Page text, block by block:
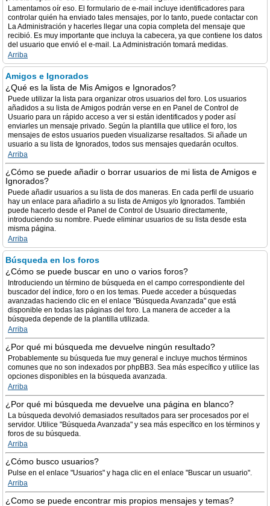
Lamentamos oír eso. El formulario de e-mail incluye identificadores para
controlar quién ha enviado tales mensajes, por lo tanto, puede contactar con
La Administración y hacerles llegar una copia completa del mensaje que
recibió. Es muy importante que incluya la cabecera, ya que contiene los datos
del usuario que envió el e-mail. La Administración tomará medidas.
Arriba
Amigos e Ignorados
¿Qué es la lista de Mis Amigos e Ignorados?
Puede utilizar la lista para organizar otros usuarios del foro. Los usuarios
añadidos a su lista de Amigos podrán verse en en Panel de Control de
Usuario para un rápido acceso a ver si están identificados y poder así
enviarles un mensaje privado. Según la plantilla que utilice el foro, los
mensajes de estos usuarios pueden visualizarse resaltados. Si añade un
usuario a su lista de Ignorados, todos sus mensajes quedarán ocultos.
Arriba
¿Cómo se puede añadir o borrar usuarios de mi lista de Amigos e
Ignorados?
Puede añadir usuarios a su lista de dos maneras. En cada perfil de usuario
hay un enlace para añadirlo a su lista de Amigos y/o Ignorados. También
puede hacerlo desde el Panel de Control de Usuario directamente,
introduciendo su nombre. Puede eliminar usuarios de su lista desde esta
misma página.
Arriba
Búsqueda en los foros
¿Cómo se puede buscar en uno o varios foros?
Introduciendo un término de búsqueda en el campo correspondiente del
buscador del índice, foro o en los temas. Puede acceder a búsquedas
avanzadas haciendo clic en el enlace "Búsqueda Avanzada" que está
disponible en todas las páginas del foro. La manera de acceder a la
búsqueda depende de la plantilla utilizada.
Arriba
¿Por qué mi búsqueda me devuelve ningún resultado?
Probablemente su búsqueda fue muy general e incluye muchos términos
comunes que no son indexados por phpBB3. Sea más específico y utilice las
opciones disponibles en la búsqueda avanzada.
Arriba
¿Por qué mi búsqueda me devuelve una página en blanco?
La búsqueda devolvió demasiados resultados para ser procesados por el
servidor. Utilice "Búsqueda Avanzada" y sea más específico en los términos y
foros de su búsqueda.
Arriba
¿Cómo busco usuarios?
Pulse en el enlace "Usuarios" y haga clic en el enlace "Buscar un usuario".
Arriba
¿Como se puede encontrar mis propios mensajes y temas?